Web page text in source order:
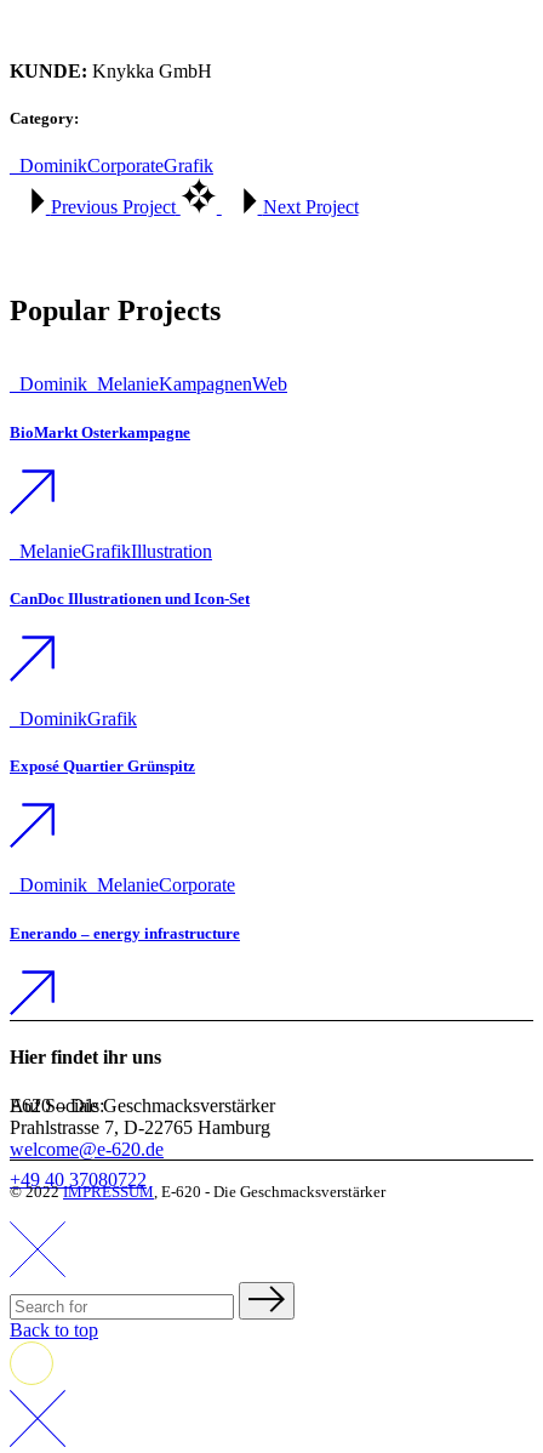
KUNDE: Knykka GmbH
Category:
_DominikCorporateGrafik
Previous Project Next Project
Popular Projects
_Dominik _MelanieKampagnenWeb
BioMarkt Osterkampagne
_MelanieGrafikIllustration
CanDoc Illustrationen und Icon-Set
_DominikGrafik
Exposé Quartier Grünspitz
_Dominik _MelanieCorporate
Enerando – energy infrastructure
Hier findet ihr uns
Auf Socials:
E620 – Die Geschmacksverstärker
Prahlstrasse 7, D-22765 Hamburg
welcome@e-620.de
+49 40 37080722
© 2022IMPRESSUM , E-620 - Die Geschmacksverstärker
Back to top